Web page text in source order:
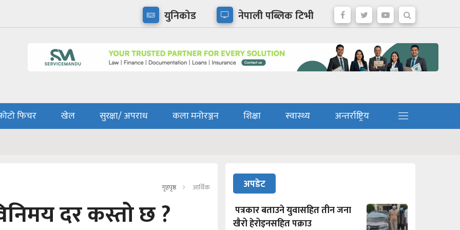
युनिकोड नेपाली पब्लिक टिभी
फिचर खेल सुरक्षा/ अपराध कला मनोरञ्जन शिक्षा स्वास्थ्य
अन्तर्राष्ट्रिय
गृहपृष्ठ आर्थिक
दर कस्तो छ ?
अपडेट
पत्रकार बताउने युवासहित तीन जना
खैरो हेरोइनसहित पक्राउ